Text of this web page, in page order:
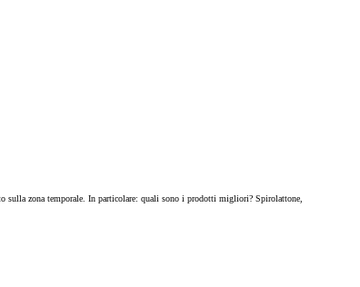
zona temporale. In particolare: quali sono i prodotti migliori? Spirolattone,